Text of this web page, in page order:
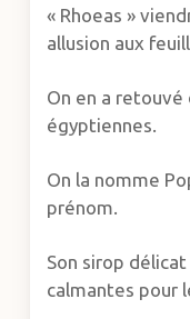
« Rhoeas »
allusion aux
On en a retouvé
égyptiennes.
On la nomme
prénom.
Son sirop
calmantes pour